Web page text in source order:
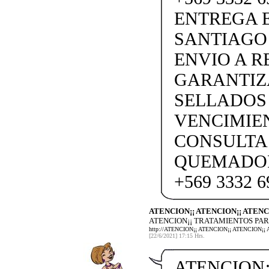
ENTREGA
ENVIO A
+569 3332
ATENCION¡¡ ATENCION¡¡
ATENCION¡¡ TRATAMIENTOS
http://ATENCION¡¡ ATENCION¡¡
[22/6/2021] 17:15 Hrs.